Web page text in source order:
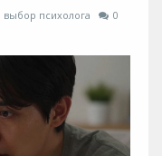
выбор психолога
0